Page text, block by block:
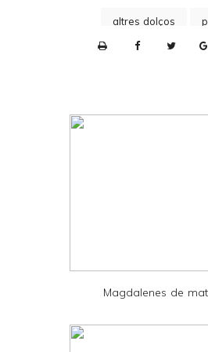
altres dolços
n
n
d
Magdalenes de